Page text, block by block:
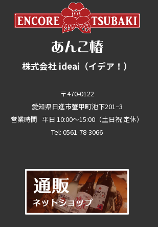
株式会社 ideai（イデア！）
〒470-0122
愛知県日進市蟹甲町池下201−3
営業時間 平日 10:00～15:00（土日祝 定休）
Tel: 0561-78-3066